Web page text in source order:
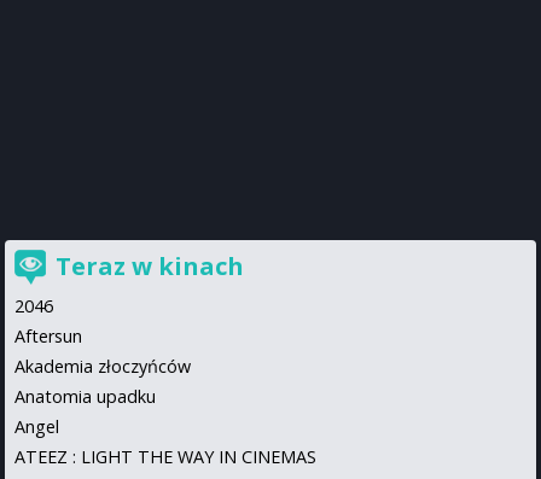
Teraz w kinach
2046
Aftersun
Akademia złoczyńców
Anatomia upadku
Angel
ATEEZ : LIGHT THE WAY IN CINEMAS